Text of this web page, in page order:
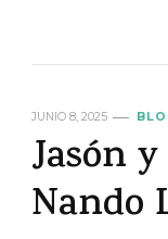
JUNIO 8, 2025
Jasón
Nando